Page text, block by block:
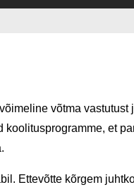
võtma
et
Ettevõtte kõrgem